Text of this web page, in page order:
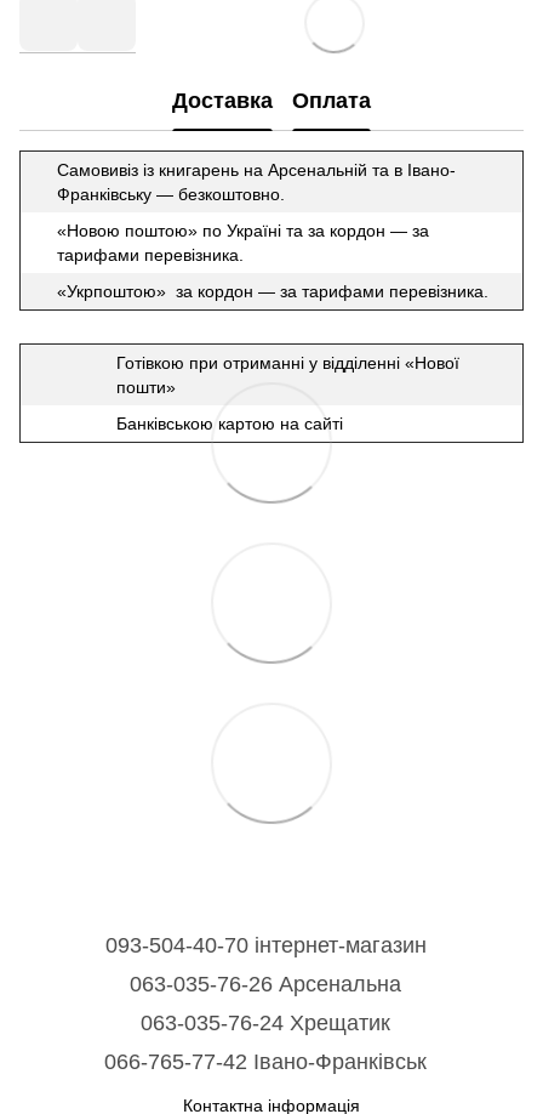
Доставка Оплата
Самовивіз із книгарень на Арсенальній та в Івано-
Франківську — безкоштовно.
«Новою поштою» по Україні та за кордон — за
тарифами перевізника.
«Укрпоштою» за кордон — за тарифами перевізника.
Готівкою при отриманні у відділенні «Нової
пошти»
Банківською картою на сайті
093-504-40-70 інтернет-магазин
063-035-76-26 Арсенальна
063-035-76-24 Хрещатик
066-765-77-42 Івано-Франківськ
Контактна інформація